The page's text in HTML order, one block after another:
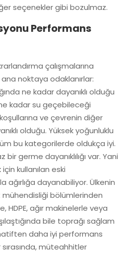
seçenekler gibi bozulmaz.
Performans
çalışmalarına
ana noktaya odaklanırlar:
ne kadar dayanıklı olduğu
kadar su geçebileceği
ve çevrenin diğer
olduğu. Yüksek yoğunluklu
bu kategorilerde oldukça iyi.
germe dayanıklılığı var. Yani
kullanılan eski
dayanabiliyor. Ülkenin
bölümlerinden
HDPE, ağır makinelerle veya
bile toprağı sağlam
daha iyi performans
müteahhitler